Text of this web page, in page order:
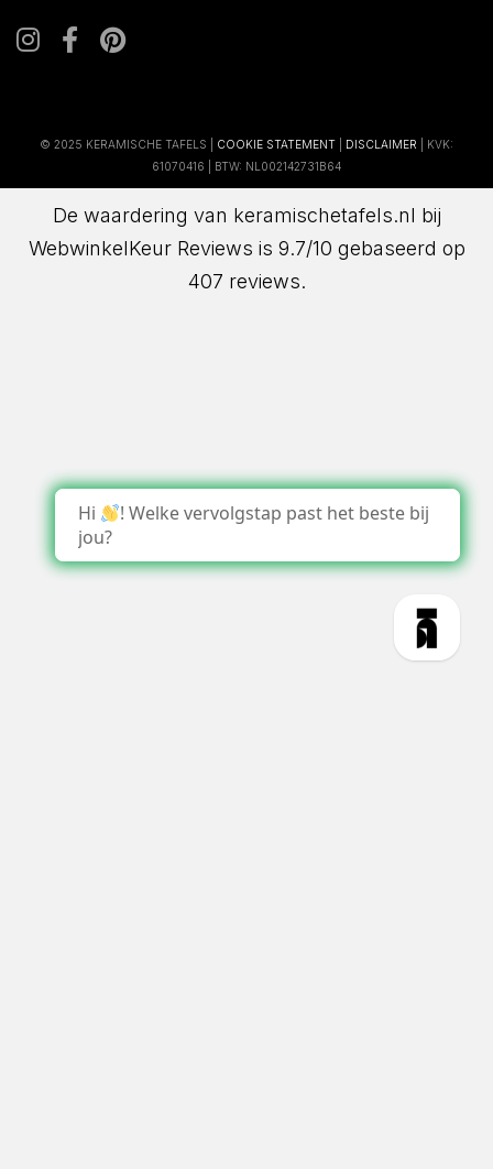
© 2025 KERAMISCHE TAFELS | COOKIE STATEMENT DISCLAIMER | KVK:
61070416 | BTW: NL002142731B64
De waardering van keramischetafels.nl bij
WebwinkelKeur Reviews is 9.7/10 gebaseerd op
407 reviews.
Hi
! Welke vervolgstap past het beste bij
jou?